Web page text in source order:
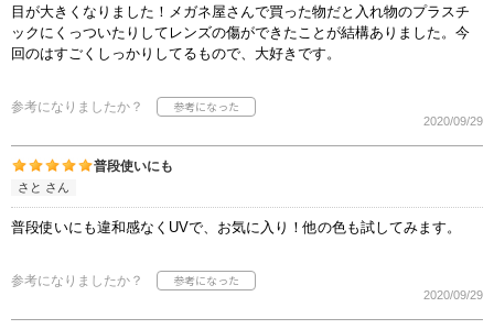
目が大きくなりました！メガネ屋さんで買った物だと入れ物のプラスチ
ックにくっついたりしてレンズの傷ができたことが結構ありました。今
回のはすごくしっかりしてるもので、大好きです。
参考になりましたか？
2020/09/29
普段使いにも
さと さん
普段使いにも違和感なくUVで、お気に入り！他の色も試してみます。
参考になりましたか？
2020/09/29